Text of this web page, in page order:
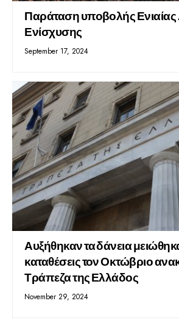
Παράταση υποβολής Ενιαίας
Ενίσχυσης
September 17, 2024
Αυξήθηκαν τα δάνεια
καταθέσεις τον Οκτώβριο
Τράπεζα της Ελλάδος
November 29, 2024